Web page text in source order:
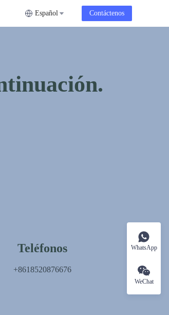
Español Contáctenos
Teléfonos
+8618520876676
WhatsApp
WeChat